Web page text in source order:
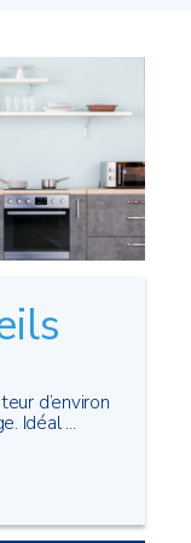
d’environ
Idéal ...